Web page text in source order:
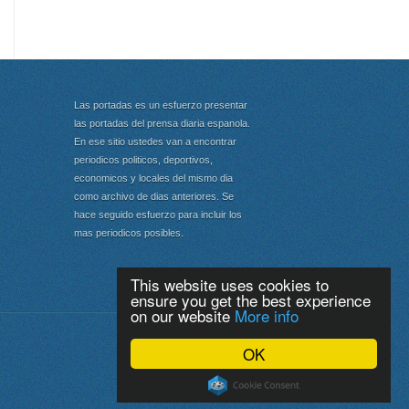
OK
This website uses cookies to
ensure you get the best experience
on our website More info
Las portadas es un esfuerzo presentar
las portadas del prensa diaria espanola.
En ese sitio ustedes van a encontrar
periodicos politicos, deportivos,
economicos y locales del mismo dia
como archivo de dias anteriores. Se
hace seguido esfuerzo para incluir los
mas periodicos posibles.